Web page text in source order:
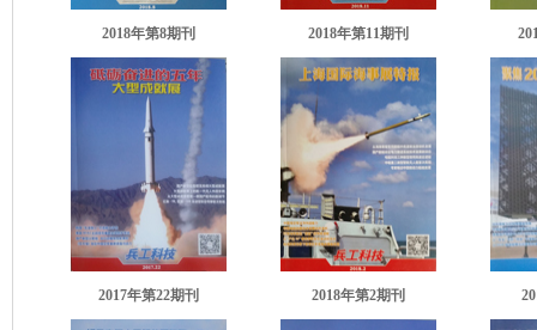
2018年第8期刊 2018年第11期刊
2017年第22期刊 2018年第2期刊